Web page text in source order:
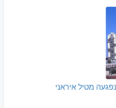
מטיל איראני